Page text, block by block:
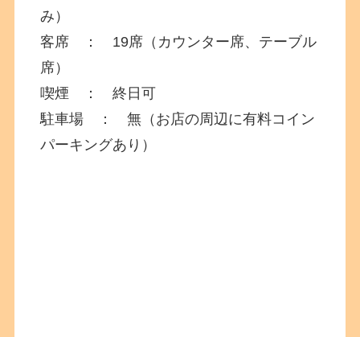
み）
客席 ： 19席（カウンター席、テーブル
席）
喫煙 ： 終日可
駐車場 ： 無（お店の周辺に有料コイン
パーキングあり）